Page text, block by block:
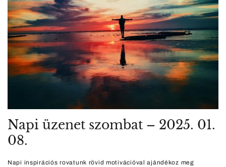
Napi üzenet szombat – 2025. 01.
08.
Napi inspirációs rovatunk rövid motivációval ajándékoz meg